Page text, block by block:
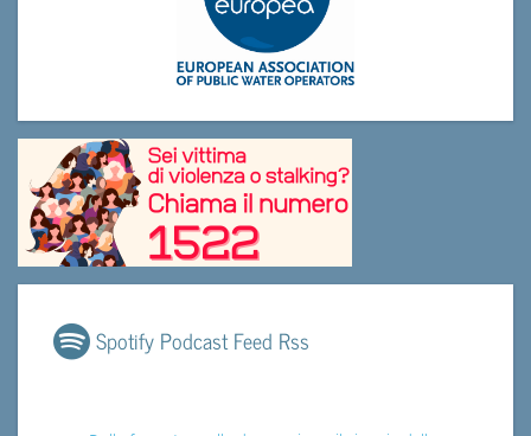
Spotify Podcast Feed Rss